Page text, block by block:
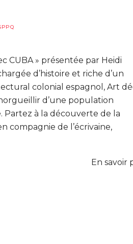
CUBA » présentée par Heidi
d’histoire et riche d’un
colonial espagnol, Art
d’une population
à la découverte de la
compagnie de l’écrivaine,
En savoir